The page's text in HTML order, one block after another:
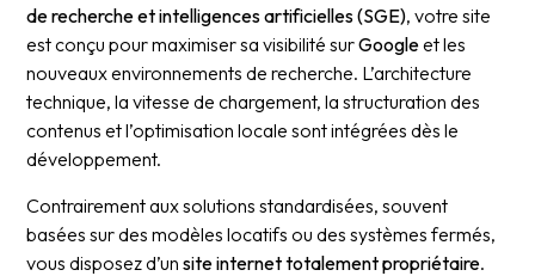
de recherche et intelligences artificielles (SGE), votre site
est conçu pour maximiser sa visibilité surGoogleet les
nouveaux environnements de recherche. L’architecture
technique, la vitesse de chargement, la structuration des
contenus et l’optimisation locale sont intégrées dès le
développement.
Contrairement aux solutions standardisées, souvent
basées sur des modèles locatifs ou des systèmes fermés,
vous disposez d’unsite internet totalement propriétaire.